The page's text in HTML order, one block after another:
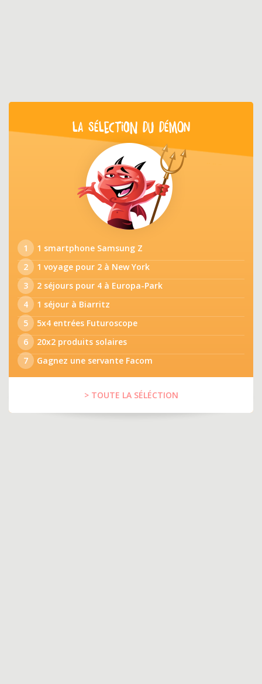
LA SÉLECTION DU DÉMON
1
1 smartphone Samsung Z
2
1 voyage pour 2 à New York
3
2 séjours pour 4 à Europa-Park
4
1 séjour à Biarritz
5
5x4 entrées Futuroscope
6
20x2 produits solaires
7
Gagnez une servante Facom
> TOUTE LA SÉLÉCTION